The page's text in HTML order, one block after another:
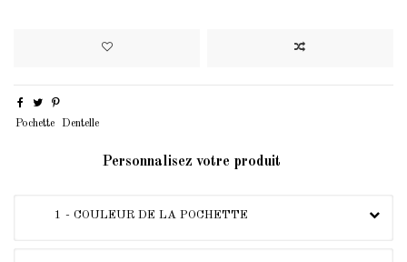
Pochette Dentelle
Personnalisez votre produit
1 - COULEUR DE LA POCHETTE